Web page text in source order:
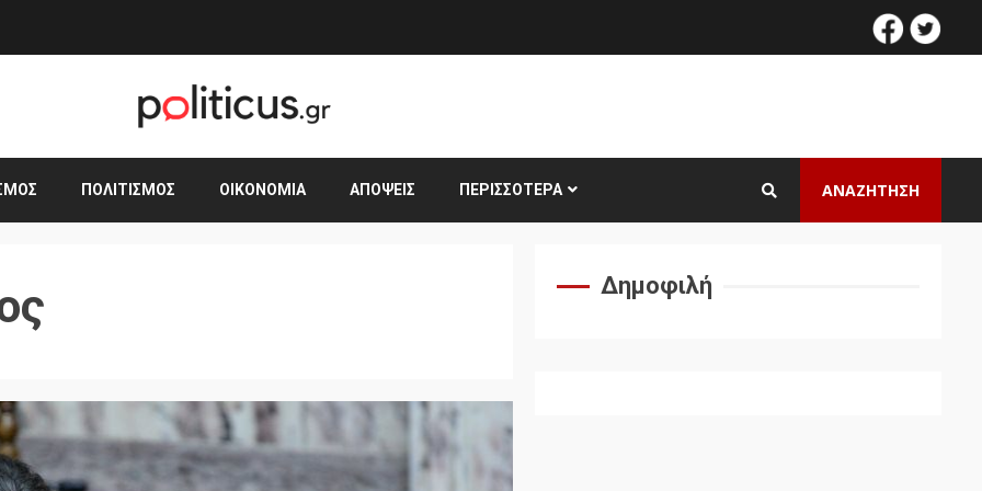
facebook
ΠΟΛΙΤΙΣΜΌΣ ΟΙΚΟΝΟΜΊΑ ΑΠΌΨΕΙΣ ΠΕΡΙΣΣΌΤΕΡΑ ΑΝΑΖΗΤΗΣΗ
Δημοφιλή